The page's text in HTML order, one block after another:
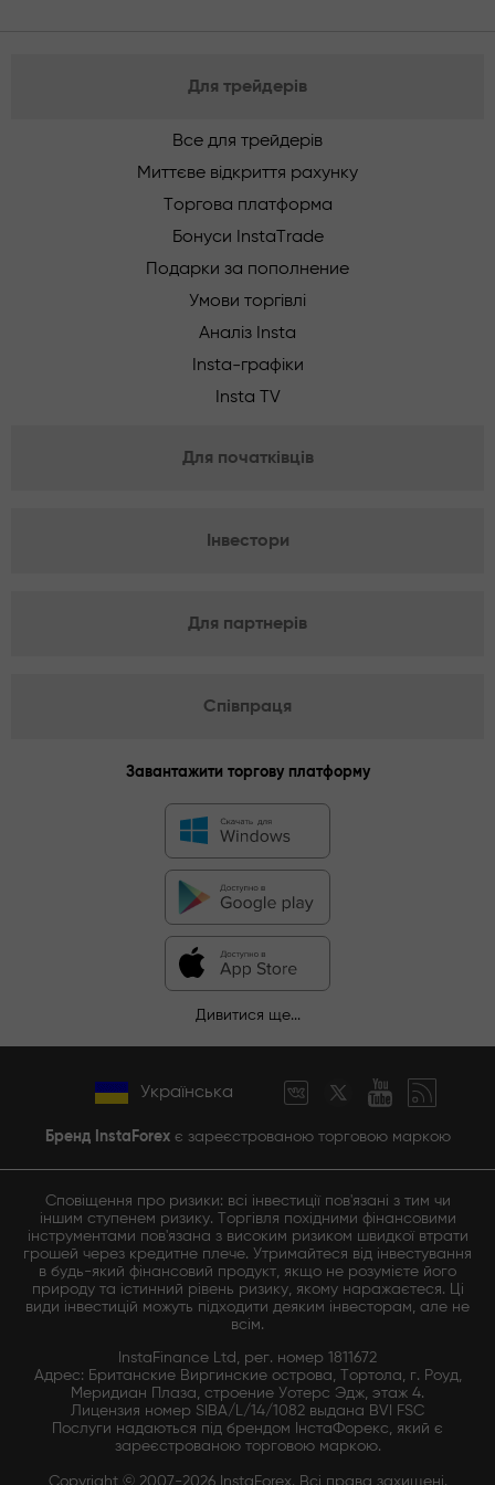
Для трейдерів
Все для трейдерів
Миттєве відкриття рахунку
Торгова платформа
Бонуси InstaTrade
Подарки за пополнение
Умови торгівлі
Аналіз Insta
Insta-графіки
Insta TV
Для початківців
Інвестори
Для партнерів
Співпраця
Завантажити торгову платформу
Дивитися ще...
Українська
Бренд InstaForexє зареєстрованою торговою маркою
Сповіщення про ризики: всі інвестиції пов'язані з тим чи
іншим ступенем ризику. Торгівля похідними фінансовими
інструментами пов'язана з високим ризиком швидкої втрати
грошей через кредитне плече. Утримайтеся від інвестування
в будь-який фінансовий продукт, якщо не розумієте його
природу та істинний рівень ризику, якому наражаєтеся. Ці
види інвестицій можуть підходити деяким інвесторам, але не
всім.
InstaFinance Ltd, рег. номер 1811672
Адрес: Британские Виргинские острова, Тортола, г. Роуд,
Меридиан Плаза, строение Уотерс Эдж, этаж 4.
Лицензия номер SIBA/L/14/1082 выдана BVI FSC
Послуги надаються під брендом ІнстаФорекс, який є
зареєстрованою торговою маркою.
Copyright © 2007-2026 InstaForex. Всі права захищені.